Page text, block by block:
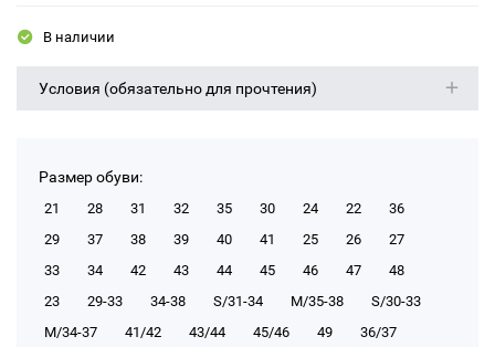
В наличии
Условия (обязательно для прочтения)
Размер обуви:
21 28 31 32 35 30 24 22
36
29
37 38 39 40 41 25 26
27
33
34 42 43 44 45 46 47
48
23
29-33 34-38 S/31-34 М/35-38
S/30-33
М/34-37
41/42 43/44 45/46 49
36/37